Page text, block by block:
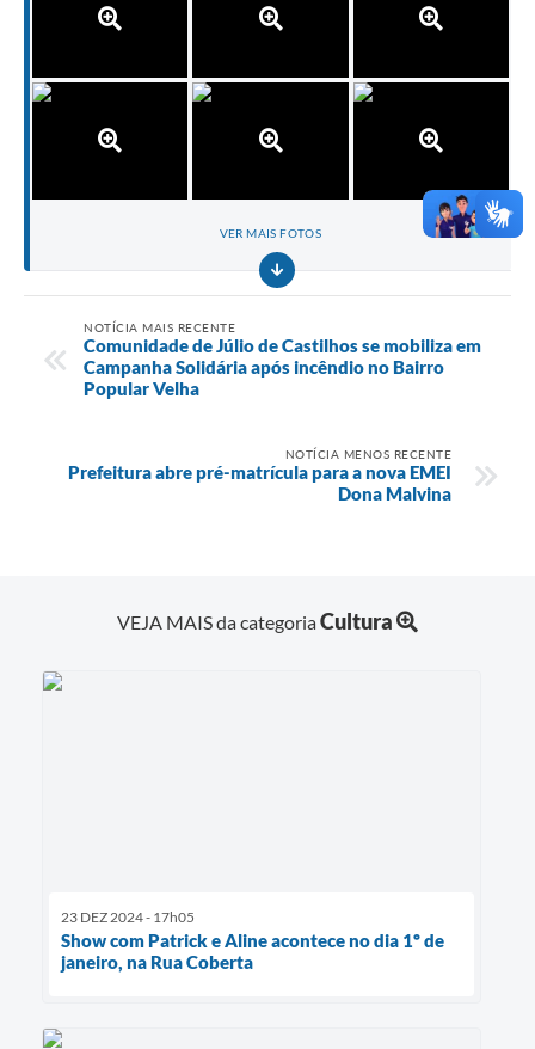
VER MAIS FOTOS
NOTÍCIA MAIS RECENTE
Comunidade de Júlio de Castilhos se mobiliza em
Campanha Solidária após incêndio no Bairro
Popular Velha
NOTÍCIA MENOS RECENTE
Prefeitura abre pré-matrícula para a nova EMEI
Dona Malvina
VEJA MAIS da categoriaCultura
23 DEZ 2024 - 17h05
Show com Patrick e Aline acontece no dia 1º de
janeiro, na Rua Coberta